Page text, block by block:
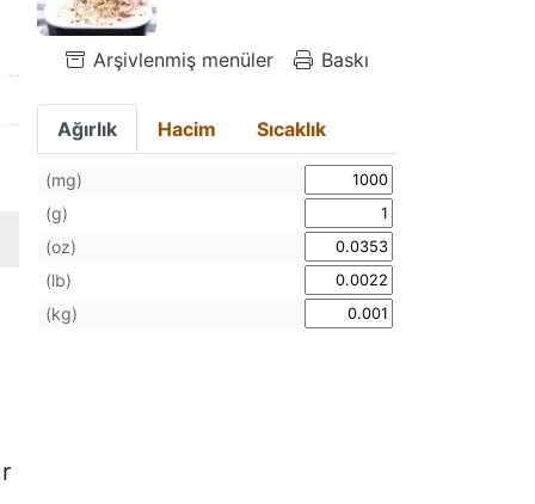
Arşivlenmiş menüler Baskı
Ağırlık Hacim Sıcaklık
(mg)
(g)
(oz)
(lb)
(kg)